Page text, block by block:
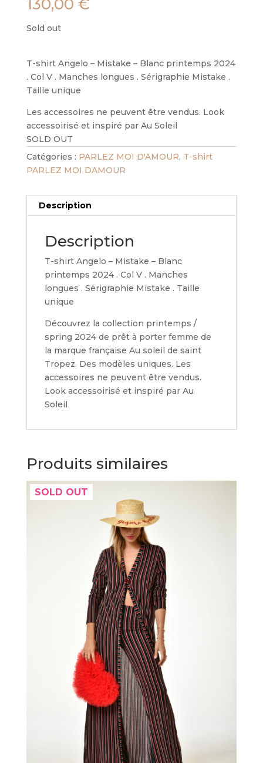
130,00 €
Sold out
T-shirt Angelo – Mistake – Blanc printemps 2024
. Col V . Manches longues . Sérigraphie Mistake .
Taille unique
Les accessoires ne peuvent être vendus. Look
accessoirisé et inspiré par Au Soleil
SOLD OUT
Catégories : PARLEZ MOI D'AMOUR, T-shirt
PARLEZ MOI DAMOUR
Description
Description
T-shirt Angelo – Mistake – Blanc
printemps 2024 . Col V . Manches
longues . Sérigraphie Mistake . Taille
unique
Découvrez la collection printemps /
spring 2024 de prêt à porter femme de
la marque française Au soleil de saint
Tropez. Des modèles uniques. Les
accessoires ne peuvent être vendus.
Look accessoirisé et inspiré par Au
Soleil
Produits similaires
SOLD OUT